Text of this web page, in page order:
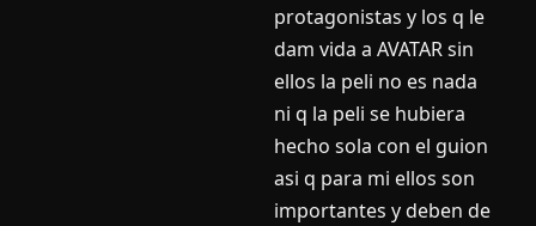
protagonistas y los q le
dam vida a AVATAR sin
ellos la peli no es nada
ni q la peli se hubiera
hecho sola con el guion
asi q para mi ellos son
importantes y deben de